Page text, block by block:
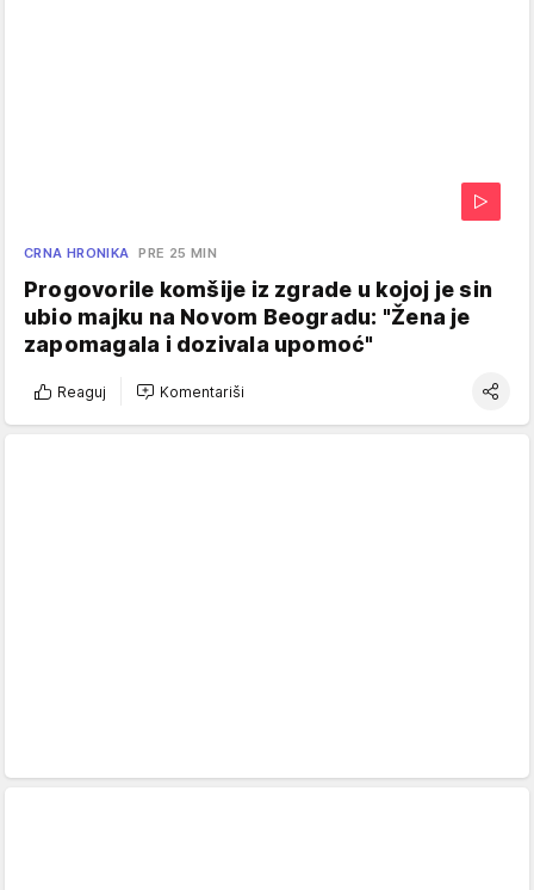
CRNA HRONIKA PRE 25 MIN
Progovorile komšije iz zgrade u kojoj je sin
ubio majku na Novom Beogradu: "Žena je
zapomagala i dozivala upomoć"
Reaguj Komentariši